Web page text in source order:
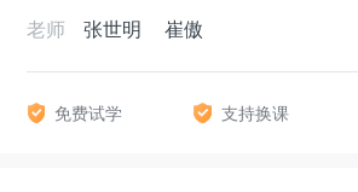
老师
张世明 崔傲
免费试学 支持换课